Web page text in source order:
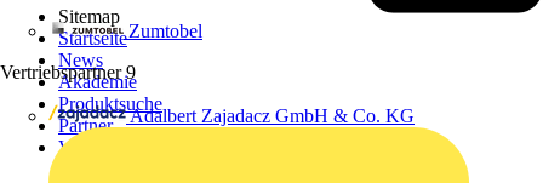
Zumtobel
Vertriebspartner 9
Adalbert Zajadacz GmbH & Co. KG
Sitemap
Startseite
News
Akademie
Produktsuche
Partner
Voltimum+